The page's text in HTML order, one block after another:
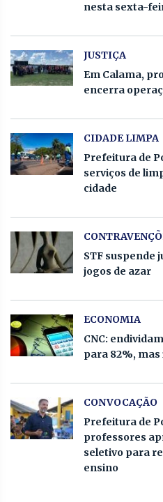
nesta sexta-
JUSTIÇA
Em Calama,
encerra
CIDADE LIMPA
Prefeitura de
serviços de
cidade
STF suspende
jogos de azar
ECONOMIA
CNC:
para 82%,
CONVOCAÇÃO
Prefeitura de
professores
seletivo para
ensino